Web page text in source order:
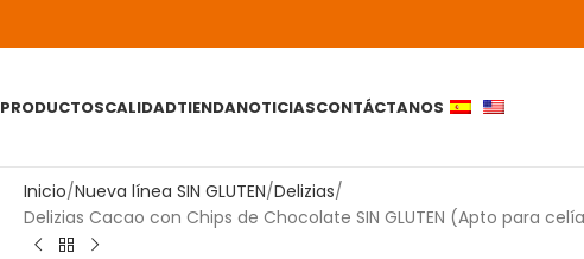
PRODUCTOSCALIDADTIENDANOTICIASCONTÁCTANOS
Inicio Nueva línea SIN GLUTEN Delizias
Delizias Cacao con Chips de Chocolate SIN GLUTEN (Apto para